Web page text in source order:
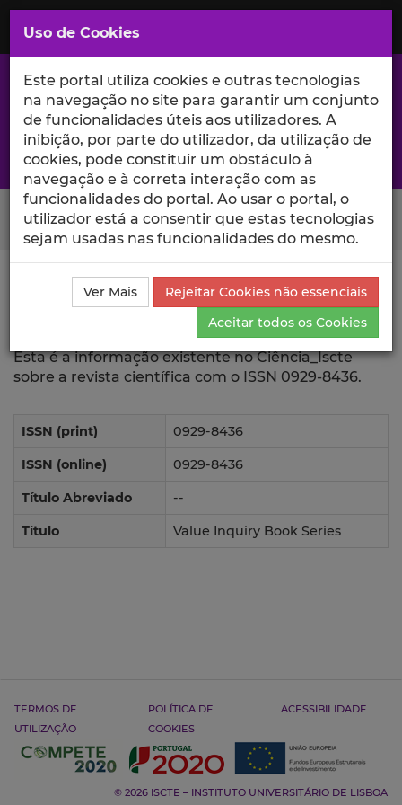
Saltar
para
Conteúdo
Principal
A excelência da investigação e ciência no Iscte
Search Button
Ciência_Iscte Revista Científica
Esta é a informação existente no Ciência_Iscte
sobre a revista científica com o ISSN 0929-8436.
ISSN (print) 0929-8436
ISSN (online) 0929-8436
Título Abreviado --
Título Value Inquiry Book Series
TERMOS DE
UTILIZAÇÃO
POLÍTICA DE
COOKIES
ACESSIBILIDADE
© 2026 ISCTE – INSTITUTO UNIVERSITÁRIO DE LISBOA
Uso de Cookies
Este portal utiliza cookies e outras tecnologias
na navegação no site para garantir um conjunto
de funcionalidades úteis aos utilizadores. A
inibição, por parte do utilizador, da utilização de
cookies, pode constituir um obstáculo à
navegação e à correta interação com as
funcionalidades do portal. Ao usar o portal, o
utilizador está a consentir que estas tecnologias
sejam usadas nas funcionalidades do mesmo.
Ver Mais
Rejeitar Cookies não essenciais
Aceitar todos os Cookies